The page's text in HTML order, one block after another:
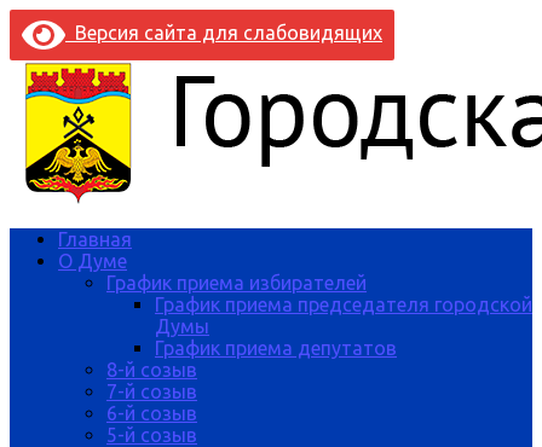
Версия сайта для слабовидящих
Главная
О Думе
График приема избирателей
График приема председателя городской
Думы
График приема депутатов
8-й созыв
7-й созыв
6-й созыв
5-й созыв